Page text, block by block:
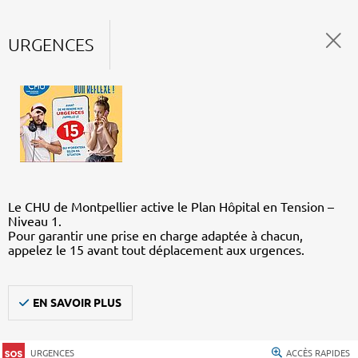
URGENCES
Le CHU de Montpellier active le Plan Hôpital en Tension –
Niveau 1.
Pour garantir une prise en charge adaptée à chacun,
appelez le 15 avant tout déplacement aux urgences.
EN SAVOIR PLUS
URGENCES ACCÈS RAPIDES